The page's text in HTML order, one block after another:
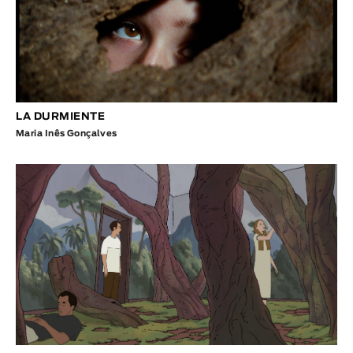
LA DURMIENTE
Maria Inês Gonçalves